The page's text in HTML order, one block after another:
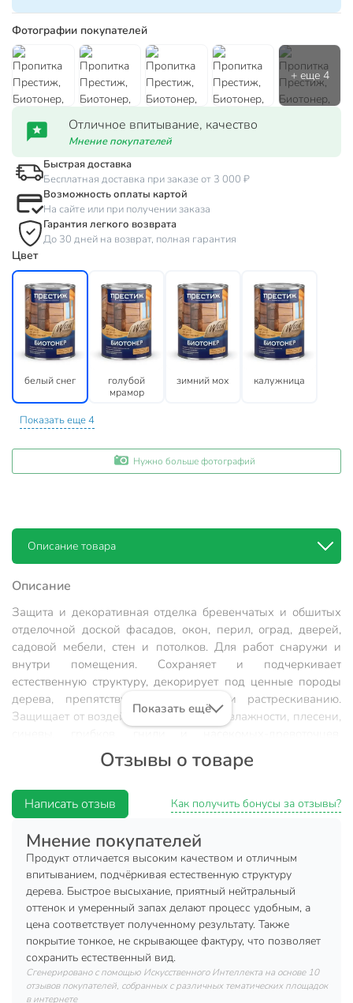
Фотографии покупателей
Отличное впитывание, качество
Мнение покупателей
Быстрая доставка
Бесплатная доставка при заказе от 3 000 ₽
Возможность оплаты картой
На сайте или при получении заказа
Гарантия легкого возврата
До 30 дней на возврат, полная гарантия
Цвет
белый снег
голубой
мрамор
зимний мох калужница
Показать еще 4
Нужно больше фотографий
Описание товара
Описание
Защита и декоративная отделка бревенчатых и обшитых
отделочной доской фасадов, окон, перил, оград, дверей,
садовой мебели, стен и потолков. Для работ снаружи и
внутри помещения. Сохраняет и подчеркивает
естественную структуру, декорирует под ценные породы
дерева, препятствует выцветанию и растрескиванию.
Защищает от воздействий атмосферы, влажности, плесени,
Обладает грязе- и водоотталкивающими свойствами. Легко
наносится, хорошо впитывается. Не отслаивается от
поверхности. Выпускается различных цветов. Применяется
как самостоятельное покрытие, так и совместно с лаком
для дерева. Допускается наличие осадка, опалесценция.
Состав: Раствор алкидной смолы в уайт-спирите,
пигменты, биоциды, фунгициды, функциональные
добавки
Растворитель: Уайт-спирит
Запах: Присутствует
Время высыхания: 1 час
Расход: 0,10-0,12 л/м²
Показать ещё
Отзывы о товаре
Написать отзыв Как получить бонусы за отзывы?
Мнение покупателей
Продукт отличается высоким качеством и отличным
впитыванием, подчёркивая естественную структуру
дерева. Быстрое высыхание, приятный нейтральный
оттенок и умеренный запах делают процесс удобным, а
цена соответствует полученному результату. Также
покрытие тонкое, не скрывающее фактуру, что позволяет
сохранить естественный вид.
Сгенерировано с помощью Искусственного Интеллекта на основе 10
отзывов покупателей, собранных с различных тематических площадок
в интернете